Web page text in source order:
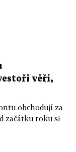
věří,
obchodují za
začátku roku si